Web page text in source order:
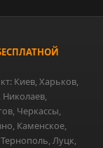
Киев, Харьков,
Черкассы,
Каменское,
Луцк,